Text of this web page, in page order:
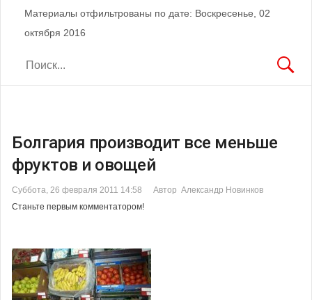
Материалы отфильтрованы по дате: Воскресенье, 02
октября 2016
Болгария производит все меньше
фруктов и овощей
Суббота, 26 февраля 2011 14:58
Автор Александр Новинков
Станьте первым комментатором!